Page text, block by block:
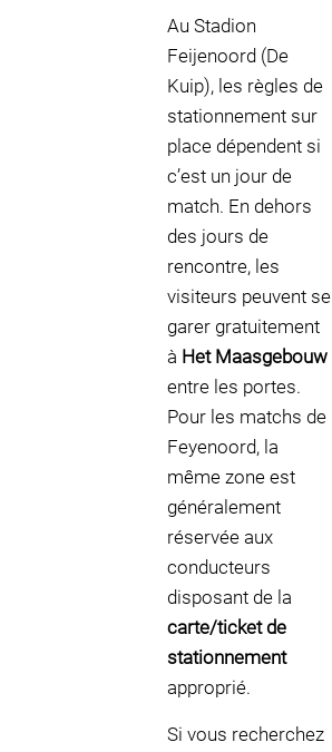
Au Stadion
Feijenoord (De
Kuip), les règles de
stationnement sur
place dépendent si
c’est un jour de
match. En dehors
des jours de
rencontre, les
visiteurs peuvent se
garer gratuitement
à Het Maasgebouw
entre les portes.
Pour les matchs de
Feyenoord, la
même zone est
généralement
réservée aux
conducteurs
disposant de la
carte/ticket de
stationnement
approprié.
Si vous recherchez